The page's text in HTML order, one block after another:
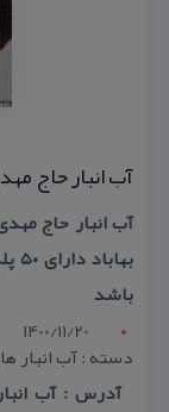
آب انبار حاج
آب انبار حاج
باشد
1400/11/20
دسته : آب انبار
آدرس : آب